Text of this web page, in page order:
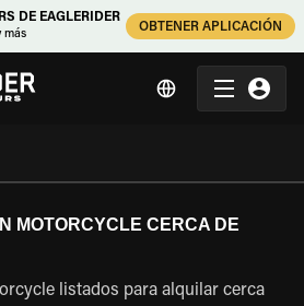
DE EAGLERIDER
más
OBTENER APLICACIÓN
MOTORCYCLE CERCA DE
listados para alquilar cerca